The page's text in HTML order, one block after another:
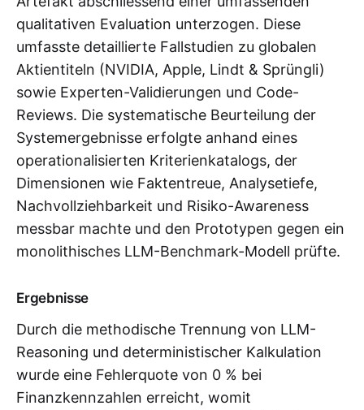
qualitativen Evaluation unterzogen. Diese
umfasste detaillierte Fallstudien zu globalen
Aktientiteln (NVIDIA, Apple, Lindt & Sprüngli)
sowie Experten-Validierungen und Code-
Reviews. Die systematische Beurteilung der
Systemergebnisse erfolgte anhand eines
operationalisierten Kriterienkatalogs, der
Dimensionen wie Faktentreue, Analysetiefe,
Nachvollziehbarkeit und Risiko-Awareness
messbar machte und den Prototypen gegen ein
monolithisches LLM-Benchmark-Modell prüfte.
Ergebnisse
Durch die methodische Trennung von LLM-
Reasoning und deterministischer Kalkulation
wurde eine Fehlerquote von 0 % bei
Finanzkennzahlen erreicht, womit